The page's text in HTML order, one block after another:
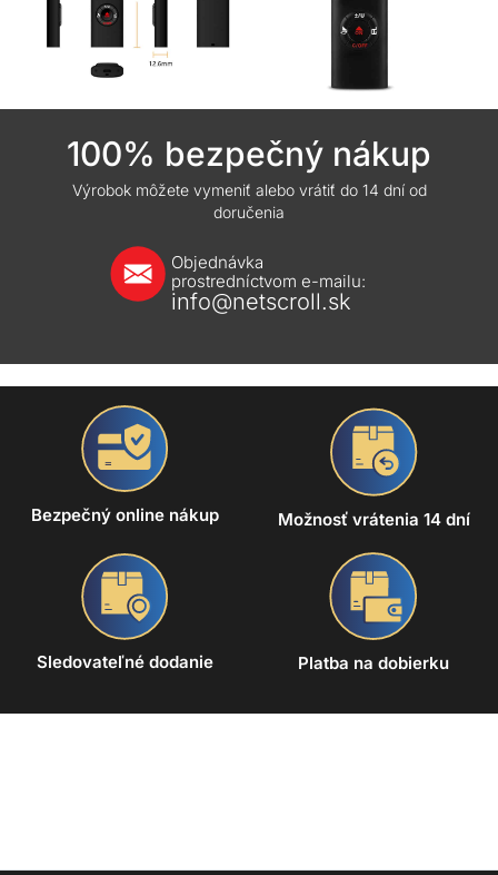
100% bezpečný nákup
Výrobok môžete vymeniť alebo vrátiť do 14 dní od
doručenia
Objednávka
prostredníctvom e-mailu:
info@netscroll.sk
Bezpečný online nákup Možnosť vrátenia 14 dní
Sledovateľné dodanie Platba na dobierku